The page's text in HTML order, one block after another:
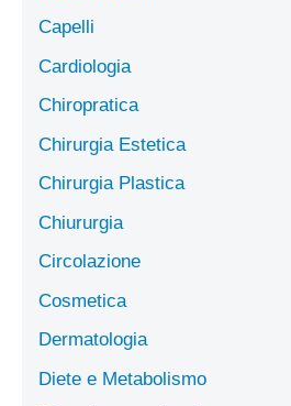
Capelli
Cardiologia
Chiropratica
Chirurgia Estetica
Chirurgia Plastica
Chiururgia
Circolazione
Cosmetica
Dermatologia
Diete e Metabolismo